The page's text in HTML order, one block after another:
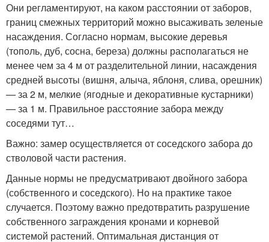
Они регламентируют, на каком расстоянии от заборов,
границ смежных территорий можно высаживать зеленые
насаждения. Согласно нормам, высокие деревья
(тополь, дуб, сосна, береза) должны располагаться не
менее чем за 4 м от разделительной линии, насаждения
средней высоты (вишня, алыча, яблоня, слива, орешник)
— за 2 м, мелкие (ягодные и декоративные кустарники)
— за 1 м. Правильное расстояние забора между
соседями тут…
Важно: замер осуществляется от соседского забора до
стволовой части растения.
Данные нормы не предусматривают двойного забора
(собственного и соседского). Но на практике такое
случается. Поэтому важно предотвратить разрушение
собственного заграждения кронами и корневой
системой растений. Оптимальная дистанция от